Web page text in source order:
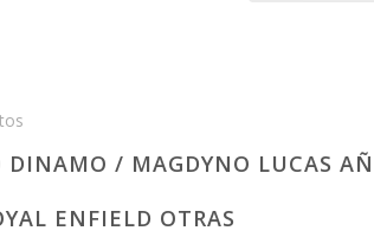
DINAMO / MAGDYNO LUCAS
ENFIELD OTRAS